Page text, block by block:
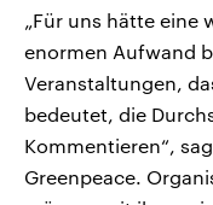
„Für uns hätte eine
enormen Aufwand
Veranstaltungen,
bedeutet, die
Kommentieren“,
Greenpeace.